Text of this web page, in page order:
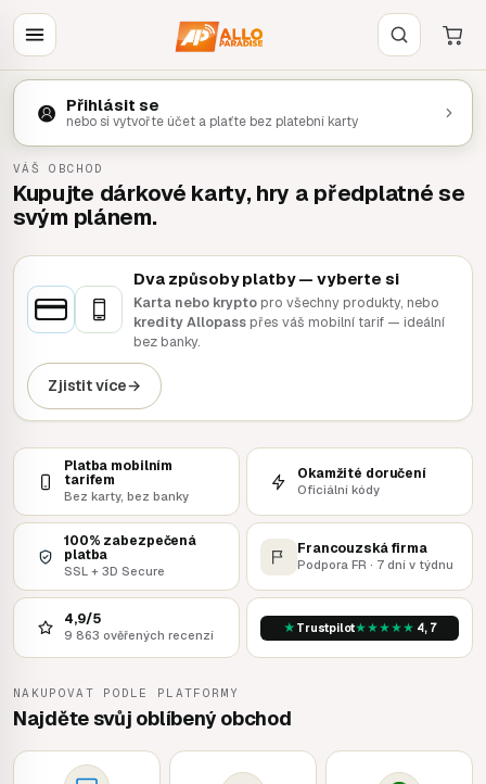
Přihlásit se
nebo si vytvořte účet a plaťte bez platební karty
VÁŠ OBCHOD
Kupujte dárkové karty, hry a předplatné se
svým plánem.
Dva způsoby platby — vyberte si
Karta nebo krypto pro všechny produkty, nebo
kredity Allopass přes váš mobilní tarif — ideální
bez banky.
Zjistit více→
Platba mobilním
tarifem
Bez karty, bez banky
Okamžité doručení
Oficiální kódy
100% zabezpečená
platba
SSL + 3D Secure
Francouzská firma
Podpora FR · 7 dní v týdnu
4,9/5
9 863 ověřených recenzí
★ Trustpilot★★★★★ 4,7
NAKUPOVAT PODLE PLATFORMY
Najděte svůj oblíbený obchod